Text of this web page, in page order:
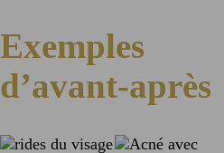
Exemples
d’avant-après